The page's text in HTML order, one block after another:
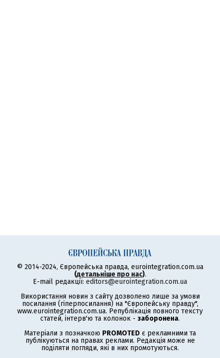
© 2014-2024, Європейська правда, eurointegration.com.ua
(детальніше про нас).
E-mail редакції: editors@eurointegration.com.ua
Використання новин з сайту дозволено лише за умови
посилання (гіперпосилання) на "Європейську правду",
www.eurointegration.com.ua. Републікація повного тексту
статей, інтерв'ю та колонок - заборонена.
Матеріали з позначкою PROMOTED є рекламними та
публікуються на правах реклами. Редакція може не
поділяти погляди, які в них промотуються.